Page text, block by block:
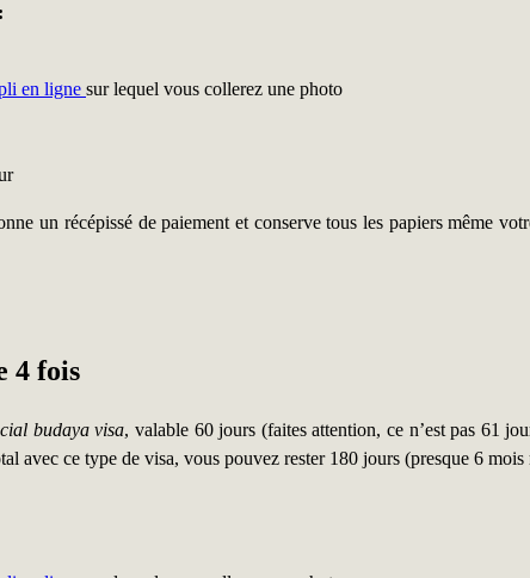
en ligne sur lequel vous collerez une photo
un récépissé de paiement et conserve tous les papiers même
4 fois
budaya visa, valable 60 jours (faites attention, ce n’est pas 61
avec ce type de visa, vous pouvez rester 180 jours (presque 6